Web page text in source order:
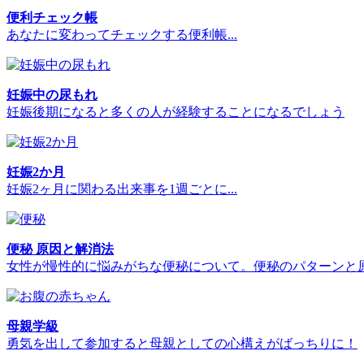
便利チェック帳
あなたに変わってチェックする便利帳...
妊娠中の尿もれ
妊娠後期になると多くの人が経験することになるでしょう
妊娠2か月
妊娠2ヶ月に関わる出来事を1週ごとに...
便秘 原因と解消法
女性が慢性的に悩みがちな便秘について。便秘のパターンと
母親学級
勇気を出して参加すると母親としての心構えがばっちりに！